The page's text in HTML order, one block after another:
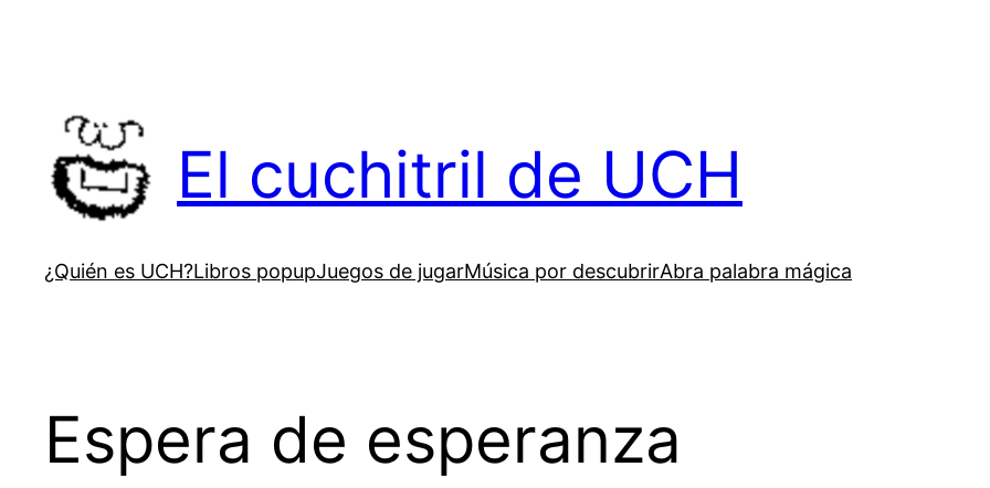
El cuchitril de UCH
¿Quién es UCH?Libros popupJuegos de jugarMúsica por descubrirAbra palabra mágica
Espera de esperanza